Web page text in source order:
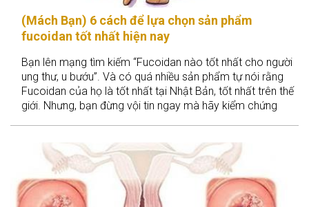
(Mách Bạn) 6 cách để lựa chọn sản phẩm
fucoidan tốt nhất hiện nay
Bạn lên mạng tìm kiếm “Fucoidan nào tốt nhất cho người
ung thư, u bướu”. Và có quá nhiều sản phẩm tự nói rằng
Fucoidan của họ là tốt nhất tại Nhật Bản, tốt nhất trên thế
giới. Nhưng, bạn đừng vội tin ngay mà hãy kiểm chứng
hiểu kỹ những tiêu chí đó rồi thì bạn mới nên lựa chọn cho
mình sản phẩm phù hợp nhất với mình nhé